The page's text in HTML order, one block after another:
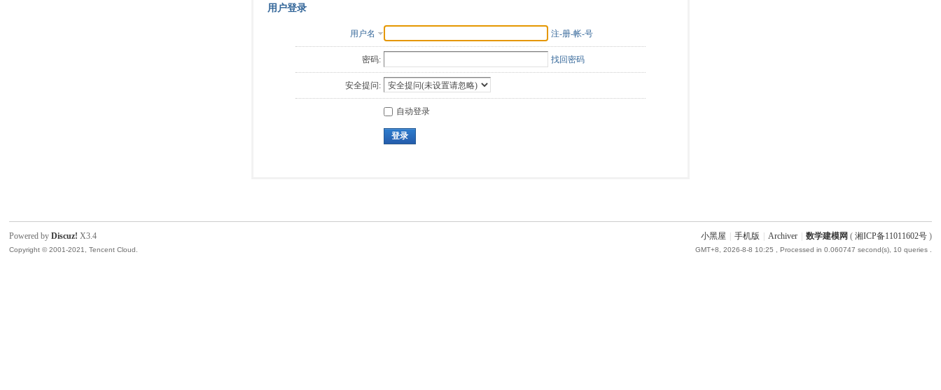
用户登录
用户名 注-册-帐-号
密码: 找回密码
安全提问:
自动登录
登录
小黑屋 手机版 Archiver 数学建模网 ( 湘ICP备11011602号)
GMT+8, 2026-8-8 10:25 , Processed in 0.060747 second(s), 10 queries .
Powered byDiscuz! X3.4
Copyright © 2001-2021, Tencent Cloud.